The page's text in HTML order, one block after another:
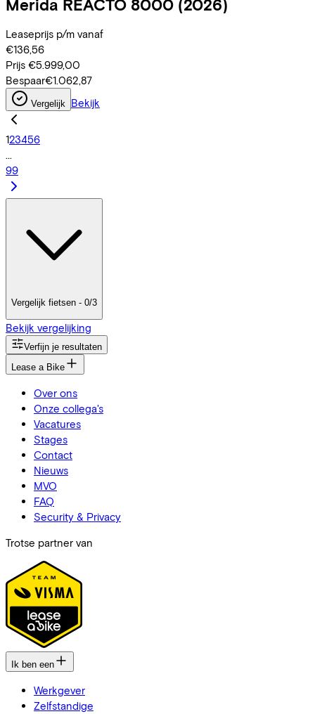
Merida REACTO 8000 (2026)
Leaseprijs p/m vanaf
€136,56
Prijs €5.999,00
Bespaar€1.062,87
Vergelijk Bekijk
123456
...
99
Vergelijk fietsen - 0/3
Bekijk vergelijking
Verfijn je resultaten
Lease a Bike
Over ons
Onze collega's
Vacatures
Stages
Contact
Nieuws
MVO
FAQ
Security & Privacy
Trotse partner van
Ik ben een
Werkgever
Zelfstandige